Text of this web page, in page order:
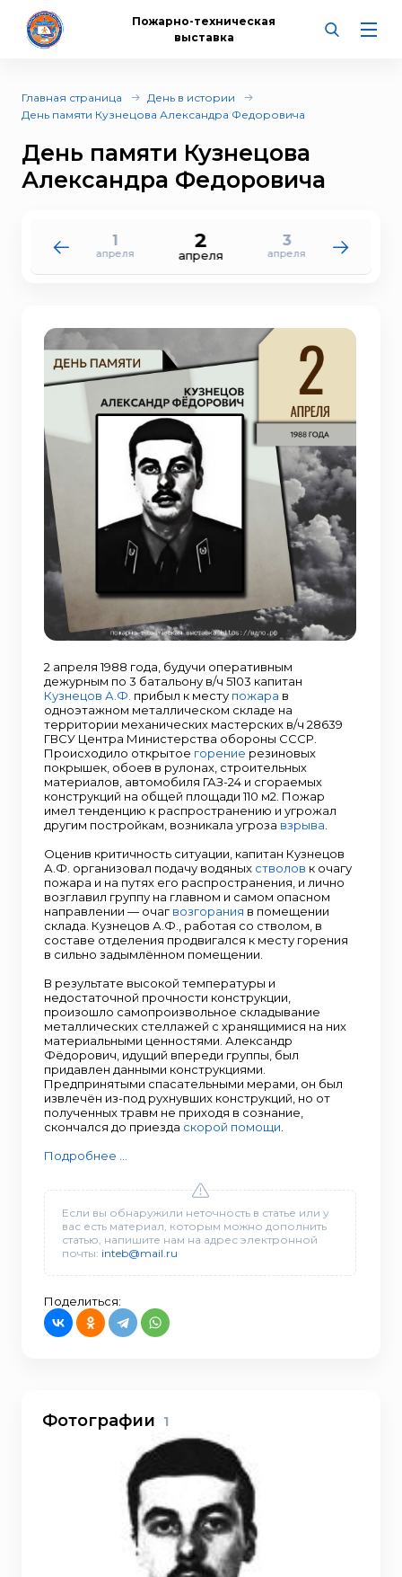
Пожарно-техническая
выставка
Главная страница
День в истории
День памяти Кузнецова Александра Федоровича
День памяти Кузнецова
Александра Федоровича
1
апреля
2
апреля
3
апреля
2 апреля 1988 года, будучи оперативным
дежурным по 3 батальону в/ч 5103 капитан
Кузнецов А.Ф. прибыл к месту пожара в
одноэтажном металлическом складе на
территории механических мастерских в/ч 28639
ГВСУ Центра Министерства обороны СССР.
Происходило открытое горение резиновых
покрышек, обоев в рулонах, строительных
материалов, автомобиля ГАЗ-24 и сгораемых
конструкций на общей площади 110 м2. Пожар
имел тенденцию к распространению и угрожал
другим постройкам, возникала угроза взрыва
Оценив критичность ситуации, капитан Кузнецов
А.Ф. организовал подачу водяных стволов к очагу
пожара и на путях его распространения, и лично
возглавил группу на главном и самом опасном
направлении — очаг возгорания в помещении
склада. Кузнецов А.Ф., работая со стволом, в
составе отделения продвигался к месту горения
в сильно задымлённом помещении.
В результате высокой температуры и
недостаточной прочности конструкции,
произошло самопроизвольное складывание
металлических стеллажей с хранящимися на них
материальными ценностями. Александр
Фёдорович, идущий впереди группы, был
придавлен данными конструкциями.
Предпринятыми спасательными мерами, он был
извлечён из-под рухнувших конструкций, но от
полученных травм не приходя в сознание,
скончался до приезда скорой помощи
Подробнее ...
Если вы обнаружили неточность в статье или у
вас есть материал, которым можно дополнить
статью, напишите нам на адрес электронной
почты: inteb@mail.ru
Поделиться:
Фотографии 1